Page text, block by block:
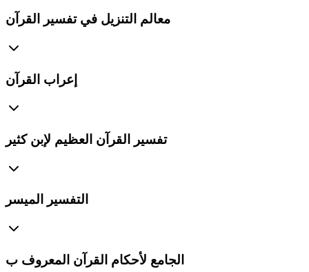
معالم التنزيل في تفسير القرآن
إعراب القرآن
تفسير القرآن العظيم لإبن كثير
التفسير الميسر
الجامع لأحكام القرآن المعروف ب